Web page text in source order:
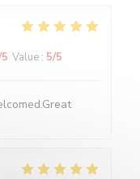
Value : 5/5